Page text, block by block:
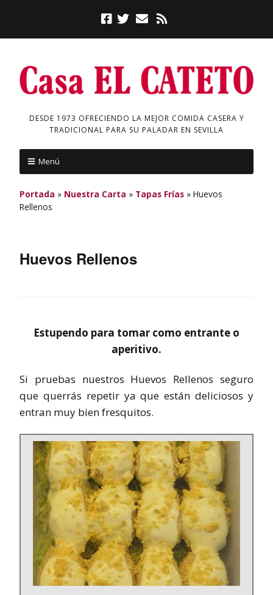
DESDE 1973 OFRECIENDO LA MEJOR COMIDA CASERA Y
TRADICIONAL PARA SU PALADAR EN SEVILLA
Menú
Portada » Nuestra Carta » Tapas Frías » Huevos
Rellenos
Huevos Rellenos
Estupendo para tomar como entrante o
aperitivo.
Si pruebas nuestros Huevos Rellenos seguro
que querrás repetir ya que están deliciosos y
entran muy bien fresquitos.